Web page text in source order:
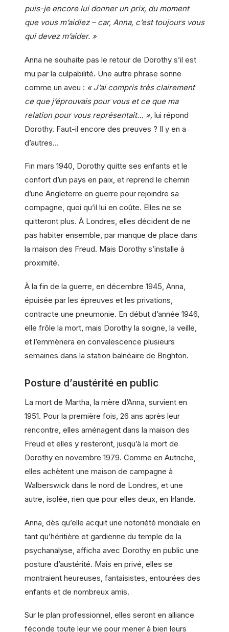
puis-je encore lui donner un prix, du moment
que vous m’aidiez – car, Anna, c’est toujours vous
qui devez m’aider. »
Anna ne souhaite pas le retour de Dorothy s’il est
mu par la culpabilité. Une autre phrase sonne
comme un aveu : « J’ai compris très clairement
ce que j’éprouvais pour vous et ce que ma
relation pour vous représentait… », lui répond
Dorothy. Faut-il encore des preuves ? Il y en a
d’autres…
Fin mars 1940, Dorothy quitte ses enfants et le
confort d’un pays en paix, et reprend le chemin
d’une Angleterre en guerre pour rejoindre sa
compagne, quoi qu’il lui en coûte. Elles ne se
quitteront plus. À Londres, elles décident de ne
pas habiter ensemble, par manque de place dans
la maison des Freud. Mais Dorothy s’installe à
proximité.
À la fin de la guerre, en décembre 1945, Anna,
épuisée par les épreuves et les privations,
contracte une pneumonie. En début d’année 1946,
elle frôle la mort, mais Dorothy la soigne, la veille,
et l’emmènera en convalescence plusieurs
semaines dans la station balnéaire de Brighton.
Posture d’austérité en public
La mort de Martha, la mère d’Anna, survient en
1951. Pour la première fois, 26 ans après leur
rencontre, elles aménagent dans la maison des
Freud et elles y resteront, jusqu’à la mort de
Dorothy en novembre 1979. Comme en Autriche,
elles achètent une maison de campagne à
Walberswick dans le nord de Londres, et une
autre, isolée, rien que pour elles deux, en Irlande.
Anna, dès qu’elle acquit une notoriété mondiale en
tant qu’héritière et gardienne du temple de la
psychanalyse, afficha avec Dorothy en public une
posture d’austérité. Mais en privé, elles se
montraient heureuses, fantaisistes, entourées des
enfants et de nombreux amis.
Sur le plan professionnel, elles seront en alliance
féconde toute leur vie pour mener à bien leurs